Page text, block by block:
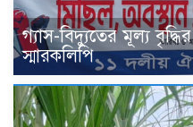
গ্যাস-বিদ্যুতের মূল্য
স্মারকলিপি